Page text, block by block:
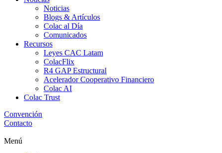
Noticias
Blogs & Artículos
Colac al Día
Comunicados
Recursos
Leyes CAC Latam
ColacFlix
R4 GAP Estructural
Acelerador Cooperativo Financiero
Colac AI
Colac Trust
Convención
Contacto
Menú